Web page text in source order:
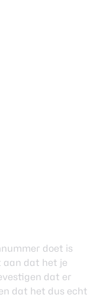
doet is
aan dat het je
dat er
dat het dus echt